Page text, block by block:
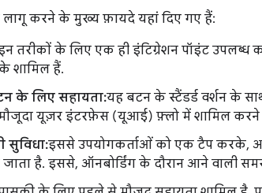
लागू करने के मुख्य फ़ायदे यहां दिए गए हैं:
तरीकों के लिए एक ही इंटिग्रेशन पॉइंट उपलब्ध
शामिल हैं.
के लिए सहायता:यह बटन के स्टैंडर्ड वर्शन के
यूज़र इंटरफ़ेस (यूआई) फ़्लो में शामिल करने
इससे उपयोगकर्ताओं को एक टैप करके,
है. इससे, ऑनबोर्डिंग के दौरान आने वाली